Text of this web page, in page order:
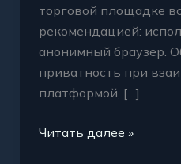
торговой площадке
рекомендацией:
анонимный браузер.
приватность при
платформой, […]
Читать далее »